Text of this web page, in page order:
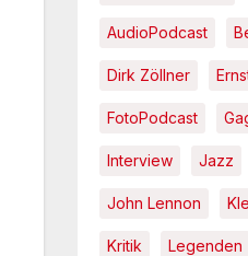
AudioPodcast
Dirk Zöllner
FotoPodcast
Interview Jazz
John Lennon
Kritik Legenden